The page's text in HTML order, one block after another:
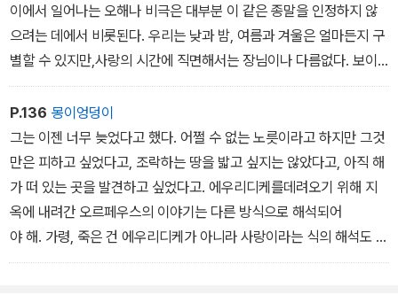
이에서 일어나는 오해나 비극은 대부분 이 같은 종말을 인정하지 않
으려는 데에서 비롯된다. 우리는 낮과 밤, 여름과 겨울은 얼마든지 구
별할 수 있지만,사랑의 시간에 직면해서는 장님이나 다름없다. 보이
지 않으니때를 놓치는 것이다.
P.136 몽이엉덩이
그는 이젠 너무 늦었다고 했다. 어쩔 수 없는 노릇이라고 하지만 그것
만은 피하고 싶었다고, 조락하는 땅을 밟고 싶지는 않았다고, 아직 해
가 떠 있는 곳을 발견하고 싶었다고. 에우리디케를데려오기 위해 지
옥에 내려간 오르페우스의 이야기는 다른 방식으로 해석되어
야 해. 가령, 죽은 건 에우리디케가 아니라 사랑이라는 식의 해석도 가
능하지 않을까. 오르페우스는 사랑을 되찾아오고 싶었던 거야. 하지